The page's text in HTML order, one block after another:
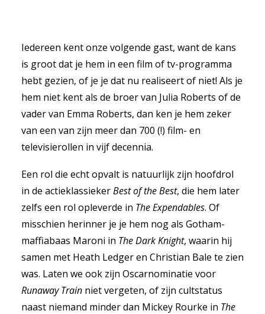
Iedereen kent onze volgende gast, want de kans
is groot dat je hem in een film of tv-programma
hebt gezien, of je je dat nu realiseert of niet! Als je
hem niet kent als de broer van Julia Roberts of de
vader van Emma Roberts, dan ken je hem zeker
van een van zijn meer dan 700 (!) film- en
televisierollen in vijf decennia.
Een rol die echt opvalt is natuurlijk zijn hoofdrol
in de actieklassiekerBest of the Best, die hem later
zelfs een rol opleverde in The Expendables. Of
misschien herinner je je hem nog als Gotham-
maffiabaas Maroni in The Dark Knight, waarin hij
samen met Heath Ledger en Christian Bale te zien
was. Laten we ook zijn Oscarnominatie voor
Runaway Train niet vergeten, of zijn cultstatus
naast niemand minder dan Mickey Rourke in The